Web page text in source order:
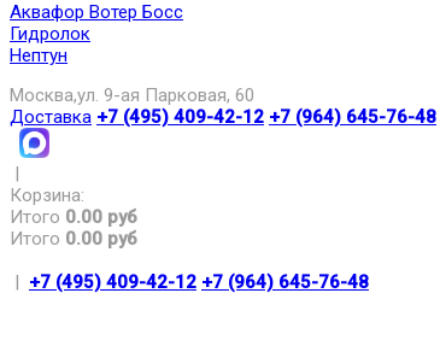
Аквафор Вотер Босс
Гидролок
Нептун
Москва,ул. 9-ая Парковая, 60
Доставка +7 (495) 409-42-12 +7 (964) 645-76-48
|
Корзина:
Итого 0.00 руб
Итого 0.00 руб
| +7 (495) 409-42-12 +7 (964) 645-76-48